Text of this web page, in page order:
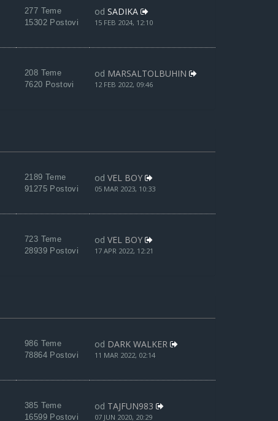
277 Teme
15302 Postovi
od SADIKA
15 FEB 2024, 12:10
208 Teme
7620 Postovi
od MARSALTOLBUHIN
12 FEB 2022, 09:46
2189 Teme
91275 Postovi
od VEL BOY
05 MAR 2023, 10:33
723 Teme
28939 Postovi
od VEL BOY
17 APR 2022, 12:21
986 Teme
78864 Postovi
od DARK WALKER
11 MAR 2022, 02:14
385 Teme
16599 Postovi
od TAJFUN983
07 JUN 2020, 20:29